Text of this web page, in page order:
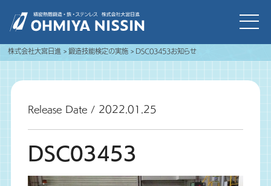
株式会社大宮日進 お知らせ
鍛造技能検定の実施 DSC03453
Release Date / 2022.01.25
DSC03453